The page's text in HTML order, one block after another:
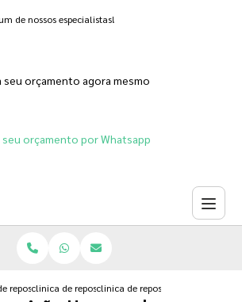
de nossos especialistas!
seu orçamento agora mesmo
seu orçamento por Whatsapp
reposicao hormonal
clinica de reposicao hormonal progesterona
clinica de reposicao hormonal